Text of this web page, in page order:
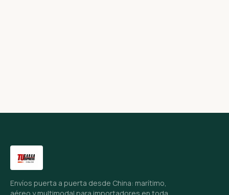
Envíos puerta a puerta desde China: marítimo,